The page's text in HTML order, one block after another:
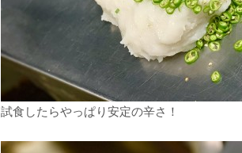
試食したらやっぱり安定の辛さ！